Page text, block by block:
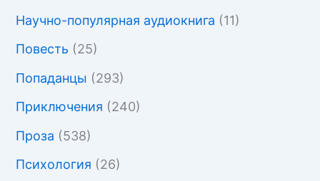
Научно-популярная аудиокнига (11)
Повесть (25)
Попаданцы (293)
Приключения (240)
Проза (538)
Психология (26)